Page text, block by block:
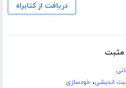
دریافت از کتابراه
مثبت
اندیشی،خودسازی